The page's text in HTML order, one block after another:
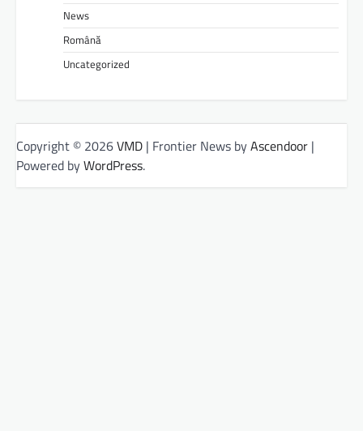
News
Română
Uncategorized
Copyright © 2026VMD | Frontier News byAscendoor |
Powered byWordPress.